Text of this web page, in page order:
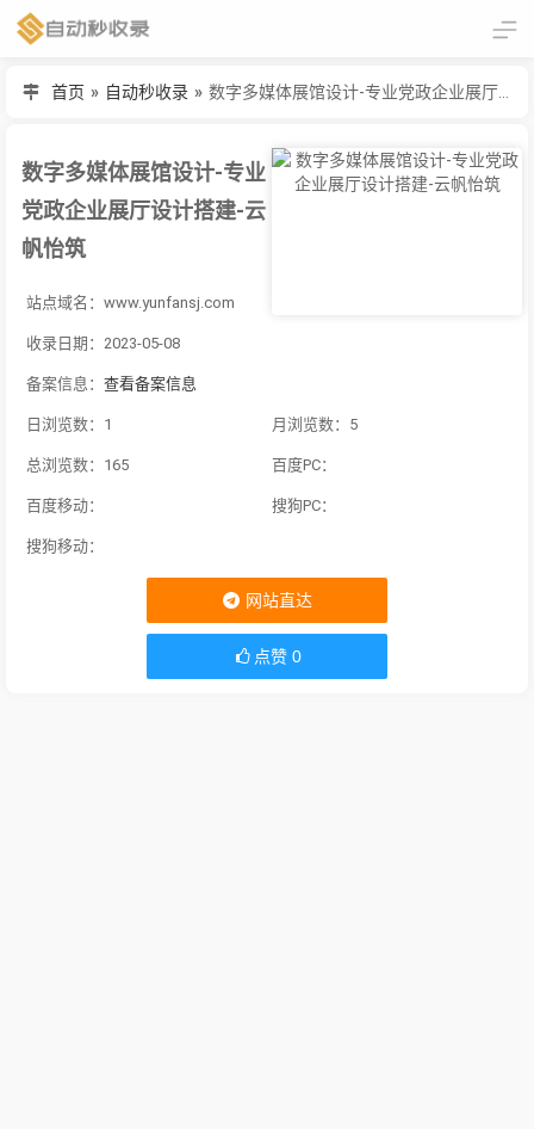
首页 » 自动秒收录 »
数字多媒体展馆设计-专业
党政企业展厅设计搭建-云
帆怡筑
站点域名：www.yunfansj.com
收录日期：2023-05-08
备案信息： 查看备案信息
日浏览数：1 月浏览数：5
总浏览数：165 百度PC：
百度移动： 搜狗PC：
搜狗移动：
网站直达
点赞 0